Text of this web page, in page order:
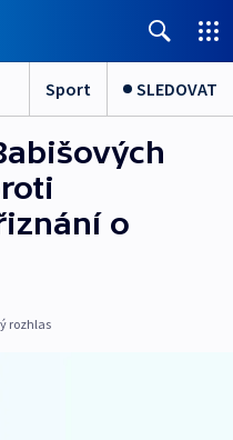
Sport SLEDOVAT
o
rozhlas